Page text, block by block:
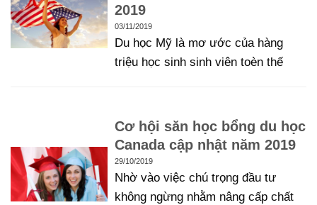
2019
03/11/2019
Du học Mỹ là mơ ước của hàng
triệu học sinh sinh viên toèn thế
Cơ hội săn học bổng du học
Canada cập nhật năm 2019
29/10/2019
Nhờ vào việc chú trọng đầu tư
không ngừng nhằm nâng cấp chất